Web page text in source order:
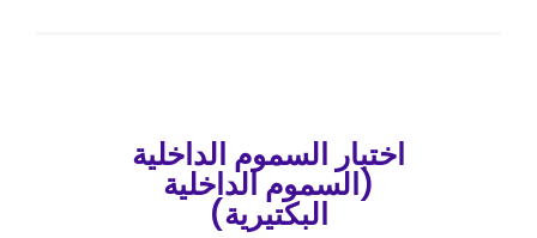
اختبار السموم الداخلية
(السموم الداخلية
البكتيرية)